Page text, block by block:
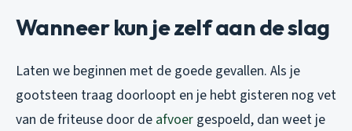
Wanneer kun je zelf aan de slag
Laten we beginnen met de goede gevallen. Als je
gootsteen traag doorloopt en je hebt gisteren nog vet
van de friteuse door de afvoer gespoeld, dan weet je